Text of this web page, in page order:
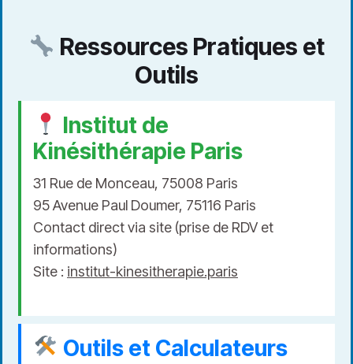
Ressources Pratiques et
Outils
Institut de
Kinésithérapie Paris
31 Rue de Monceau, 75008 Paris
95 Avenue Paul Doumer, 75116 Paris
Contact direct via site (prise de RDV et
informations)
Site : institut-kinesitherapie.paris
Outils et Calculateurs